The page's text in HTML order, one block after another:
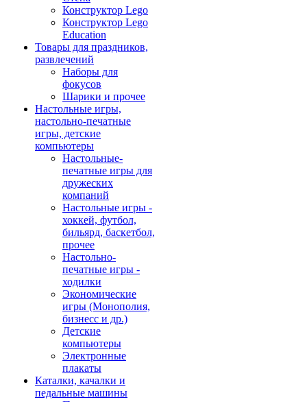
Конструктор Lego
Конструктор Lego
Education
Товары для праздников,
развлечений
Наборы для
фокусов
Шарики и прочее
Настольные игры,
настольно-печатные
игры, детские
компьютеры
Настольные-
печатные игры для
дружеских
компаний
Настольные игры -
хоккей, футбол,
бильярд, баскетбол,
прочее
Настольно-
печатные игры -
ходилки
Экономические
игры (Монополия,
бизнесс и др.)
Детские
компьютеры
Электронные
плакаты
Каталки, качалки и
педальные машины